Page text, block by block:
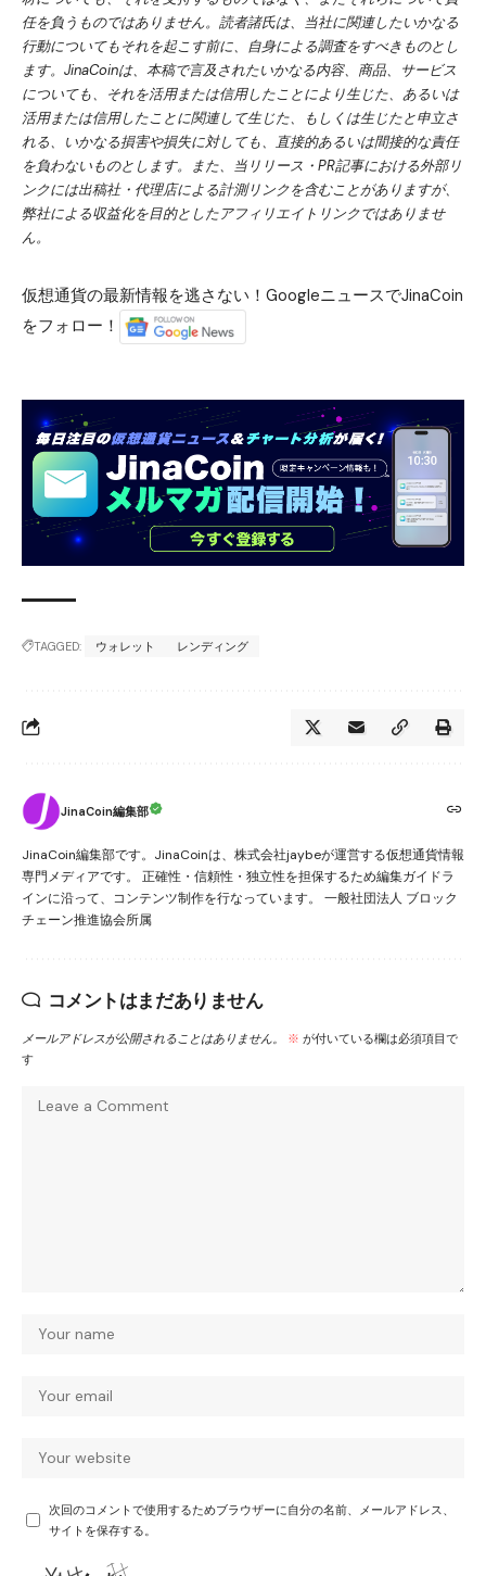
任を負うものではありません。読者諸氏は、当社に関連したいかなる
行動についてもそれを起こす前に、自身による調査をすべきものとし
ます。JinaCoinは、本稿で言及されたいかなる内容、商品、サービス
についても、それを活用または信用したことにより生じた、あるいは
活用または信用したことに関連して生じた、もしくは生じたと申立さ
れる、いかなる損害や損失に対しても、直接的あるいは間接的な責任
を負わないものとします。また、当リリース・PR記事における外部リ
ンクには出稿社・代理店による計測リンクを含むことがありますが、
弊社による収益化を目的としたアフィリエイトリンクではありませ
ん。
仮想通貨の最新情報を逃さない！GoogleニュースでJinaCoin
をフォロー！
TAGGED: ウォレット レンディング
JinaCoin編集部
JinaCoin編集部です。JinaCoinは、株式会社jaybeが運営する仮想通貨情報
専門メディアです。 正確性・信頼性・独立性を担保するため編集ガイドラ
インに沿って、コンテンツ制作を行なっています。 一般社団法人 ブロック
チェーン推進協会所属
コメントはまだありません
メールアドレスが公開されることはありません。 ※ が付いている欄は必須項目で
す
次回のコメントで使用するためブラウザーに自分の名前、メールアドレス、
サイトを保存する。